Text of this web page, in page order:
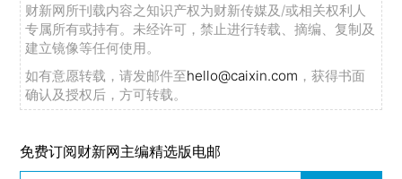
财新网所刊载内容之知识产权为财新传媒及/或相关权利人
专属所有或持有。未经许可，禁止进行转载、摘编、复制及
建立镜像等任何使用。
如有意愿转载，请发邮件至hello@caixin.com ，获得书面
确认及授权后，方可转载。
免费订阅财新网主编精选版电邮